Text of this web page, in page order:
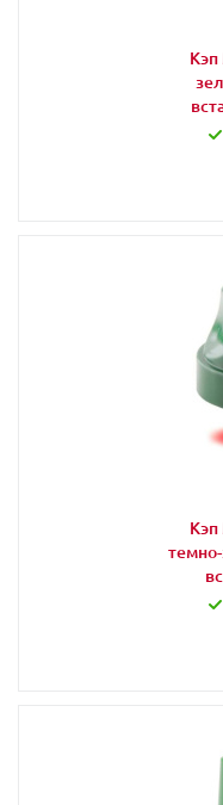
Кэп
Кэп